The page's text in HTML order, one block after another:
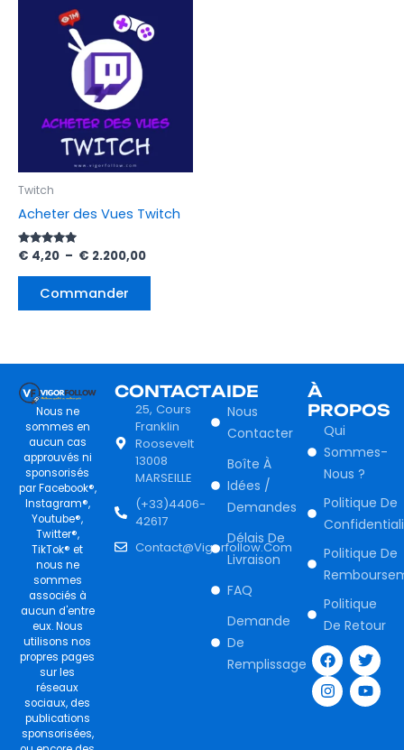
Twitch
Acheter des Vues Twitch
Note
sur 5
€ 4,20 – € 2.200,00
de
prix :
Commander
produit
Les
sur
produit
Nous ne
sommes en
aucun cas
approuvés ni
sponsorisés
par Facebook®,
Instagram®,
Youtube®,
Twitter®,
TikTok® et
nous ne
sommes
associés à
aucun d'entre
eux. Nous
utilisons nos
propres pages
sur les
réseaux
sociaux, des
publications
sponsorisées,
CONTACT
25, Cours
Franklin
Roosevelt
13008
MARSEILLE
(+33)4406-
42617
Contact@vigorfollow.com
AIDE
Nous
Contacter
Boîte À
Idées /
Demandes
Délais De
Livraison
FAQ
Demande
De
Remplissage
À
PROPOS
Qui
Sommes-
Nous ?
Politique De
Politique De
Politique
De Retour
F
a
c
e
b
T
w
i
t
t
I
n
s
t
a
Y
o
u
t
u